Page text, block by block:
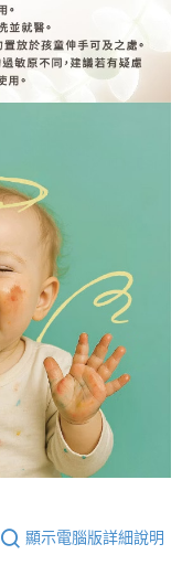
顯示電腦版詳細說明